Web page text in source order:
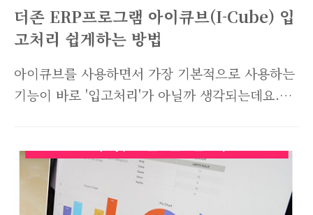
더존 ERP프로그램 아이큐브(I-Cube) 입
고처리 쉽게하는 방법
아이큐브를 사용하면서 가장 기본적으로 사용하는
기능이 바로 '입고처리'가 아닐까 생각되는데요.
하는 방법과 입고처리를 쉽게하는 방법에 대해 포
스팅하겠습니다. 매달 동일한 거래처에서 동일한
품목이 입고될 경우 아주 간단하게 입고처리를 할